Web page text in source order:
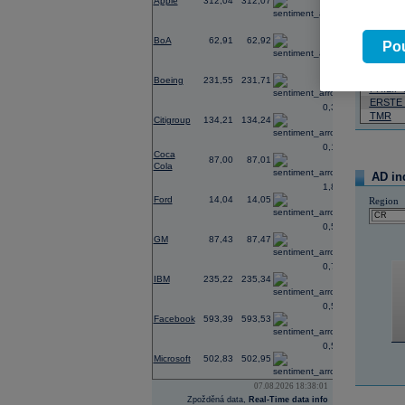
BoA 62,91 62,92
Boeing 231,55 231,71
Citigroup 134,21 134,24
0,30
Coca
Cola
87,00 87,01
0,18
Ford 14,04 14,05
1,81
GM 87,43 87,47
0,59
IBM 235,22 235,34
0,77
Facebook 593,39 593,53
0,59
Microsoft 502,83 502,95
0,59
07.08.2026 18:38:01
Zpožděná data, Real-Time data info
Název
ERSTE
TMR
AD
Region